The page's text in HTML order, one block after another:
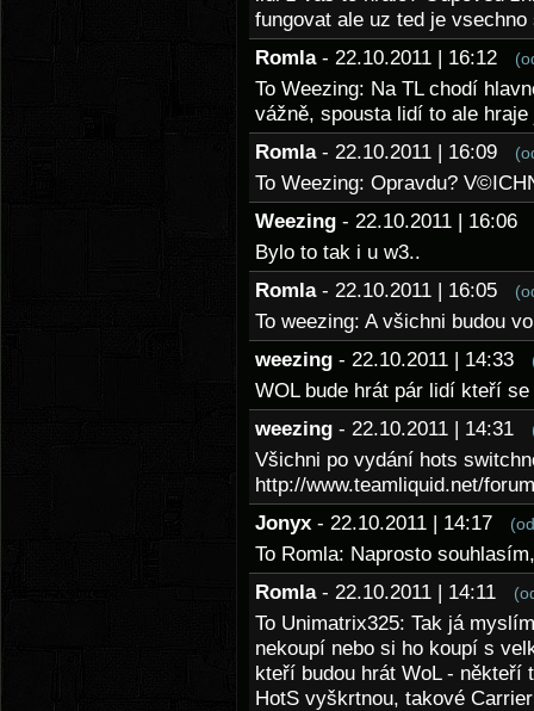
fungovat ale uz ted je vsechno
Romla - 22.10.2011 | 16:12
To Weezing: Na TL chodí
vážně, spousta lidí to ale
Romla - 22.10.2011 | 16:09
To Weezing: Opravdu?
Weezing - 22.10.2011 | 16:06
Bylo to tak i u w3..
Romla - 22.10.2011 | 16:05
To weezing: A všichni budou
weezing - 22.10.2011 | 14:33
WOL bude hrát pár lidí kteří
weezing - 22.10.2011 | 14:31
Všichni po vydání hots
http://www.teamliquid.net/
Jonyx - 22.10.2011 | 14:17
To Romla: Naprosto
Romla - 22.10.2011 | 14:11
To Unimatrix325: Tak já
nekoupí nebo si ho koupí s
kteří budou hrát WoL - někteří
HotS vyškrtnou, takové